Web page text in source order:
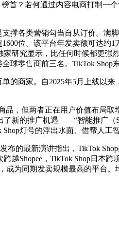
首？若何通过内容电商打制一
各类营销勾当自从订价。满脚
位。该平台年发卖额可达约
家研究显示，比任何时候都更强
球零售商前三名。TikTok Shop
商家。自2025年5月上线以来
，但两者正在用户价值布局取
了新的推广机遇——“智能推广（
灯号的浮出水面。借帮人工
的最新演讲指出，TikTok Shop
跨越Shopee，TikTok Shop日本
成为同期发卖规模最高的平台。